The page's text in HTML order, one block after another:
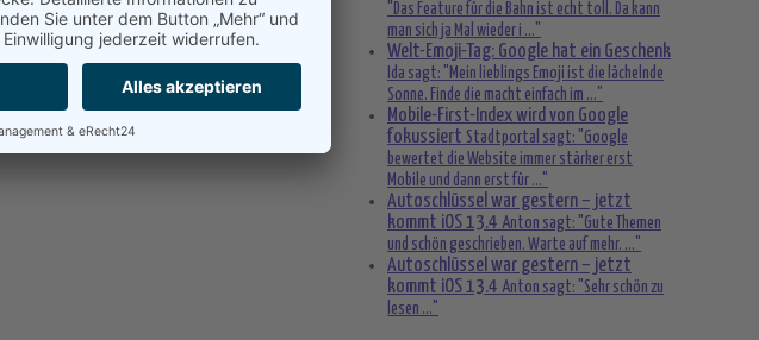
"Das Feature für die Bahn ist echt toll. Da kann
man sich ja Mal wieder i ..."
Welt-Emoji-Tag: Google hat ein Geschenk
Ida sagt: "Mein lieblings Emoji ist die lächelnde
Sonne. Finde die macht einfach im ..."
Mobile-First-Index wird von Google
fokussiert Stadtportal sagt: "Google
bewertet die Website immer stärker erst
Mobile und dann erst für ..."
Autoschlüssel war gestern – jetzt
kommt iOS 13.4 Anton sagt: "Gute Themen
und schön geschrieben. Warte auf mehr. ..."
Autoschlüssel war gestern – jetzt
kommt iOS 13.4 Anton sagt: "Sehr schön zu
lesen ..."